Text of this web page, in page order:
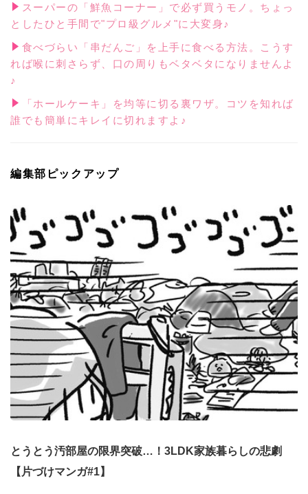
スーパーの「鮮魚コーナー」で必ず買うモノ。ちょっ
としたひと手間で"プロ級グルメ"に大変身♪
食べづらい「串だんご」を上手に食べる方法。こうす
れば喉に刺さらず、口の周りもベタベタになりませんよ
♪
「ホールケーキ」を均等に切る裏ワザ。コツを知れば
誰でも簡単にキレイに切れますよ♪
編集部ピックアップ
とうとう汚部屋の限界突破…！3LDK家族暮らしの悲劇
【片づけマンガ#1】